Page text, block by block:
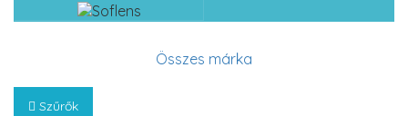
Összes márka
Szűrők